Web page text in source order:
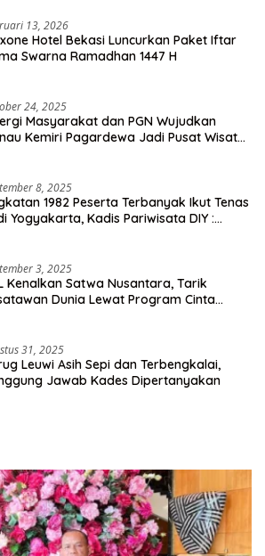
13, 2026
Hotel Bekasi Luncurkan Paket Iftar
Swarna Ramadhan 1447 H
24, 2025
Masyarakat dan PGN Wujudkan
Kemiri Pagardewa Jadi Pusat Wisata
8, 2025
1982 Peserta Terbanyak Ikut Tenas
Yogyakarta, Kadis Pariwisata DIY :
3, 2025
Kenalkan Satwa Nusantara, Tarik
Dunia Lewat Program Cinta
31, 2025
Leuwi Asih Sepi dan Terbengkalai,
Jawab Kades Dipertanyakan